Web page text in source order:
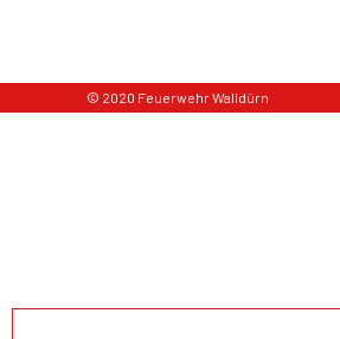
© 2020 Feuerwehr Walldürn